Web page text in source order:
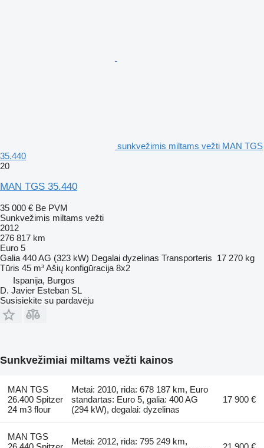
sunkvežimis miltams vežti MAN TGS
35.440
20
MAN TGS 35.440
35 000 € Be PVM
Sunkvežimis miltams vežti
2012
276 817 km
Euro 5
Galia 440 AG (323 kW) Degalai dyzelinas Transporteris 17 270 kg
Tūris 45 m³Ašių konfigūracija 8x2
Ispanija, Burgos
D. Javier Esteban SL
Susisiekite su pardavėju
Sunkvežimiai miltams vežti kainos
MAN TGS
26.400 Spitzer
24 m3 flour
Metai: 2010, rida: 678 187 km, Euro
standartas: Euro 5, galia: 400 AG
(294 kW), degalai: dyzelinas
17 900 €
MAN TGS
Metai: 2012, rida: 795 249 km,